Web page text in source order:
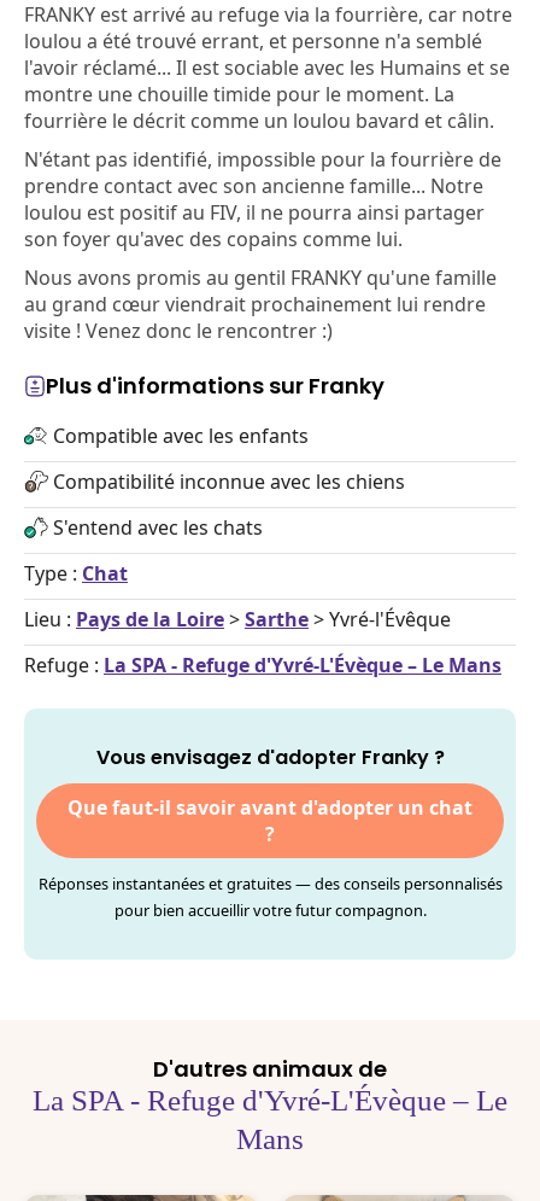
FRANKY est arrivé au refuge via la fourrière, car notre
loulou a été trouvé errant, et personne n'a semblé
l'avoir réclamé... Il est sociable avec les Humains et se
montre une chouille timide pour le moment. La
fourrière le décrit comme un loulou bavard et câlin.
N'étant pas identifié, impossible pour la fourrière de
prendre contact avec son ancienne famille... Notre
loulou est positif au FIV, il ne pourra ainsi partager
son foyer qu'avec des copains comme lui.
Nous avons promis au gentil FRANKY qu'une famille
au grand cœur viendrait prochainement lui rendre
visite ! Venez donc le rencontrer :)
Plus d'informations sur Franky
Compatible avec les enfants
Compatibilité inconnue avec les chiens
S'entend avec les chats
Type : Chat
Lieu : Pays de la Loire>Sarthe> Yvré-l'Évêque
Refuge : La SPA - Refuge d'Yvré-L'Évèque – Le Mans
Vous envisagez d'adopter Franky ?
Que faut-il savoir avant d'adopter un chat
?
Réponses instantanées et gratuites — des conseils personnalisés
pour bien accueillir votre futur compagnon.
D'autres animaux de
La SPA - Refuge d'Yvré-L'Évèque – Le
Mans